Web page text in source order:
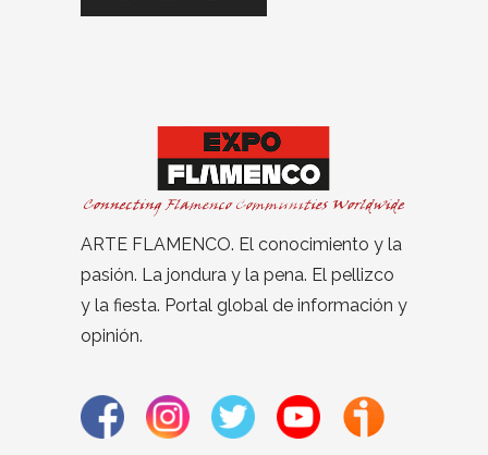
ARTE FLAMENCO. El conocimiento y la
pasión. La jondura y la pena. El pellizco
y la fiesta. Portal global de información y
opinión.